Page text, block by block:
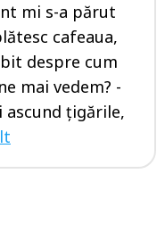
mi s-a părut
cafeaua,
despre cum
mai vedem? -
ascund țigările,